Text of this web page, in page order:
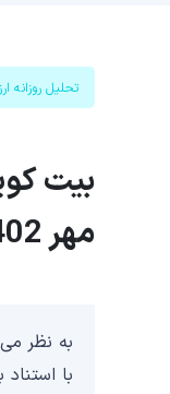
تحلیل روزانه
مهر 1402)